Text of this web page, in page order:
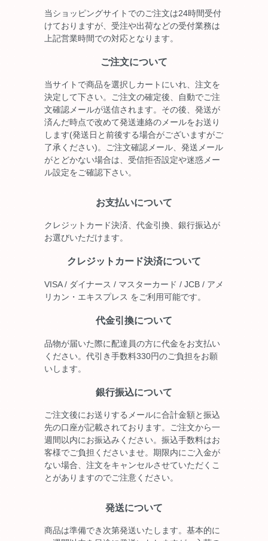
当ショッピングサイトでのご注文は24時間受付
けておりますが、受注や出荷などの受付業務は
上記営業時間での対応となります。
ご注文について
当サイトで商品を選択しカートにいれ、注文を
決定して下さい。ご注文の確定後、自動でご注
文確認メールが送信されます。その後、発送が
済んだ時点で改めて発送連絡のメールをお送り
します(発送日と前後する場合がございますがご
了承ください)。ご注文確認メール、発送メール
がとどかない場合は、受信拒否設定や迷惑メー
ル設定をご確認下さい。
お支払いについて
クレジットカード決済、代金引換、銀行振込が
お選びいただけます。
クレジットカード決済について
VISA / ダイナース / マスターカード / JCB / アメ
リカン・エキスプレス をご利用可能です。
代金引換について
品物が届いた際に配達員の方に代金をお支払い
ください。代引き手数料330円のご負担をお願
いします。
銀行振込について
ご注文後にお送りするメールに合計金額と振込
先の口座が記載されております。ご注文から一
週間以内にお振込みください。振込手数料はお
客様でご負担くださいませ。期限内にご入金が
ない場合、注文をキャンセルさせていただくこ
とがありますのでご注意ください。
発送について
商品は準備でき次第発送いたします。基本的に